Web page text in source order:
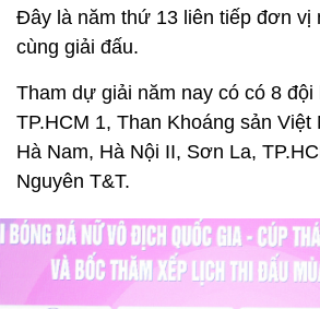
Đây là năm thứ 13 liên tiếp đơn vị
cùng giải đấu.
Tham dự giải năm nay có có 8 đội
TP.HCM 1, Than Khoáng sản Việt
Hà Nam, Hà Nội II, Sơn La,
Nguyên T&T.